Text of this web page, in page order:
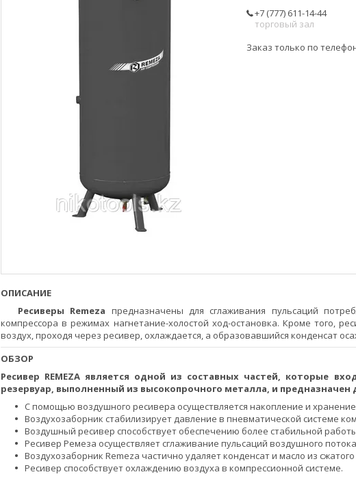
+7 (777) 611-14-44
торговый зал
Заказ только по
ОПИСАНИЕ
Ресиверы Remeza предназначены для сглаживания пульсаций
компрессора в режимах нагнетание-холостой ход-остановка. Кроме того,
воздух, проходя через ресивер, охлаждается, а образовавшийся конденсат
ОБЗОР
Ресивер REMEZA является одной из составных частей, которые
резервуар, выполненный из высокопрочного металла, и
С помощью воздушного ресивера осуществляется накопление и
Воздухозаборник стабилизирует давление в пневматической системе
Воздушный ресивер способствует обеспечению более стабильной
Ресивер Ремеза осуществляет сглаживание пульсаций воздушного
Воздухозаборник Remeza частично удаляет конденсат и масло из
Ресивер способствует охлаждению воздуха в компрессионной системе.